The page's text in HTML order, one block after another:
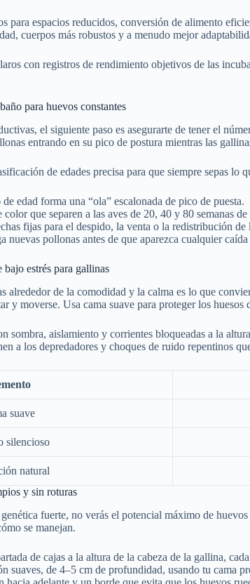
para espacios reducidos, conversión de alimento
cuerpos más robustos y a menudo mejor
con registros de rendimiento objetivos de las
para huevos constantes
el siguiente paso es asegurarte de tener el
entrando en su pico de postura mientras las
de edades precisa para que siempre sepas lo
edad forma una “ola” escalonada de pico de puesta.
que separen a las aves de 20, 40 y 80 semanas
fijas para el despido, la venta o la redistribución de
nuevas pollonas antes de que aparezca cualquier
estrés para gallinas
alrededor de la comodidad y la calma es lo que
y moverse. Usa cama suave para proteger los
sombra, aislamiento y corrientes bloqueadas a la
a los depredadores y choques de ruido repentinos
suave
silencioso
natural
y sin roturas
fuerte, no verás el potencial máximo de
se manejan.
de cajas a la altura de la cabeza de la gallina,
suaves, de 4–5 cm de profundidad, usando tu cama